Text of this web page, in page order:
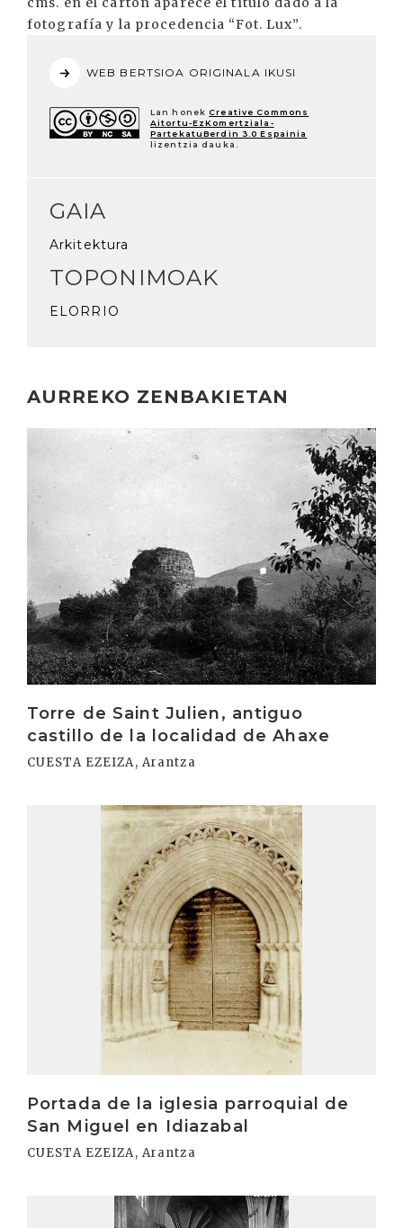
fotografía y la procedencia “Fot. Lux”.
WEB BERTSIOA ORIGINALA IKUSI
Lan honek Creative Commons
Aitortu-EzKomertziala-
PartekatuBerdin 3.0 Espainia
lizentzia dauka.
GAIA
Arkitektura
TOPONIMOAK
ELORRIO
AURREKO ZENBAKIETAN
Torre de Saint Julien, antiguo
castillo de la localidad de Ahaxe
CUESTA EZEIZA, Arantza
Irakurri
Portada de la iglesia parroquial de
San Miguel en Idiazabal
CUESTA EZEIZA, Arantza